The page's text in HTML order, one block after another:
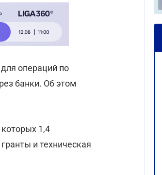
операций по
банки. Об этом
1,4
и техническая